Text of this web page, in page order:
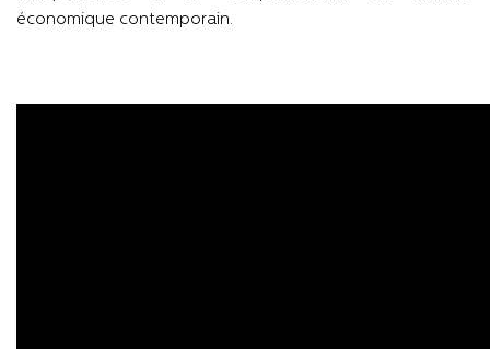
économique contemporain.